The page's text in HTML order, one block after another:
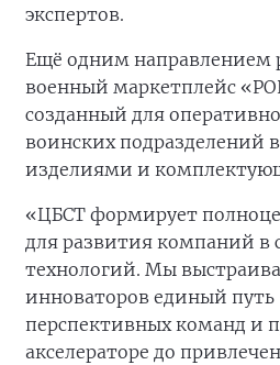
экспертов.
Ещё одним направлением
военный маркетплейс
созданный для
воинских подразделений
изделиями и
«ЦБСТ формирует
для развития компаний в
технологий. Мы
инноваторов единый
перспективных команд и
акселераторе до